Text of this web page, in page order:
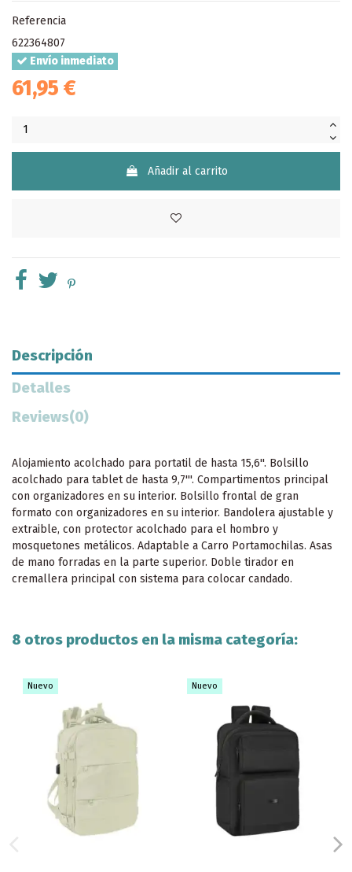
Referencia
622364807
Envío inmediato
61,95 €
Añadir al carrito
Descripción
Detalles
Reviews(0)
Alojamiento acolchado para portatil de hasta 15,6''. Bolsillo
acolchado para tablet de hasta 9,7'''. Compartimentos principal
con organizadores en su interior. Bolsillo frontal de gran
formato con organizadores en su interior. Bandolera ajustable y
extraible, con protector acolchado para el hombro y
mosquetones metálicos. Adaptable a Carro Portamochilas. Asas
de mano forradas en la parte superior. Doble tirador en
cremallera principal con sistema para colocar candado.
8 otros productos en la misma categoría:
Nuevo Nuevo